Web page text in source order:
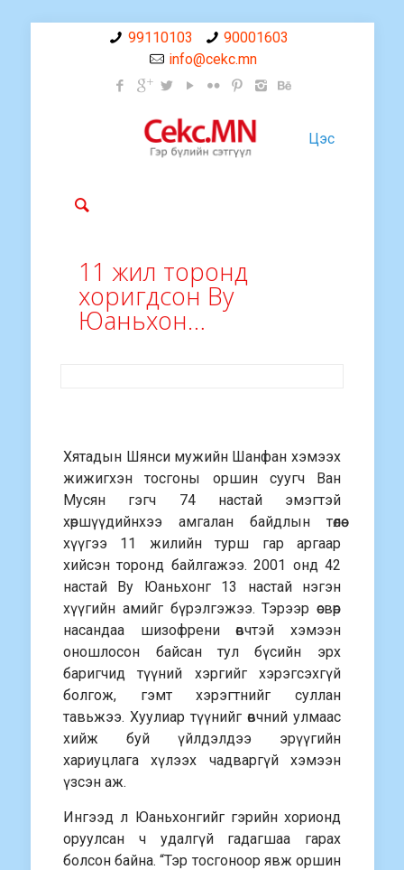
99110103
90001603
info@cekc.mn
Цэс
11 жил торонд
хоригдсон Ву
Юаньхон…
Хятадын Шянси мужийн Шанфан хэмээх
жижигхэн тосгоны оршин суугч Ван
Мусян гэгч 74 настай эмэгтэй
хөршүүдийнхээ амгалан байдлын төлөө
хүүгээ 11 жилийн турш гар аргаар
хийсэн торонд байлгажээ. 2001 онд 42
настай Ву Юаньхонг 13 настай нэгэн
хүүгийн амийг бүрэлгэжээ. Тэрээр өсвөр
насандаа шизофрени өвчтэй хэмээн
оношлосон байсан тул бүсийн эрх
баригчид түүний хэргийг хэрэгсэхгүй
болгож, гэмт хэрэгтнийг суллан
тавьжээ. Хуулиар түүнийг өвчний улмаас
хийж буй үйлдэлдээ эрүүгийн
хариуцлага хүлээх чадваргүй хэмээн
үзсэн аж.
Ингээд л Юаньхонгийг гэрийн хорионд
оруулсан ч удалгүй гадагшаа гарах
болсон байна. “Тэр тосгоноор явж оршин